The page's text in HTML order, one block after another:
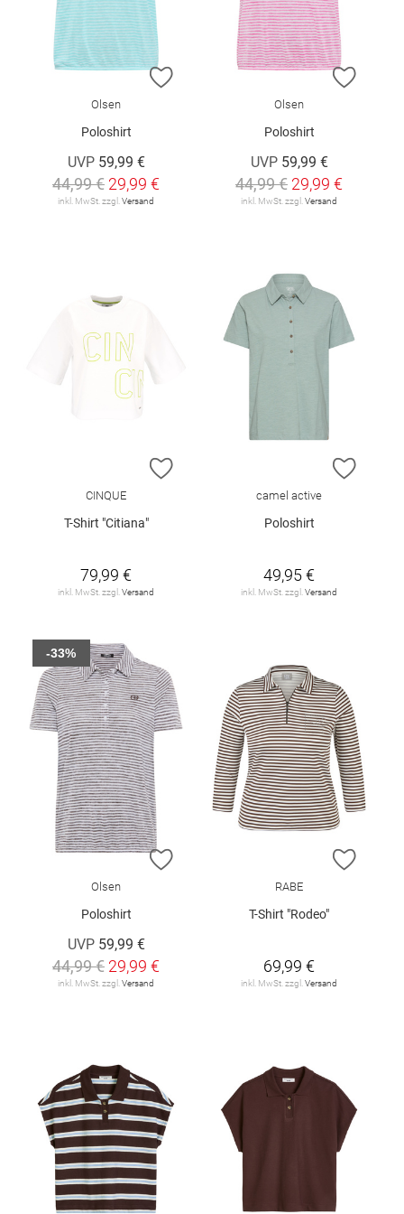
ZUR WUNSCHLISTE HINZUFÜGEN
Olsen
Poloshirt
UVP 59,99 €
44,99 € 29,99 €
inkl. MwSt. zzgl. Versand
ZUR
Olsen
Poloshirt
UVP 59,99 €
44,99 € 29,99 €
inkl. MwSt. zzgl. Versand
ZUR WUNSCHLISTE HINZUFÜGEN
CINQUE
T-Shirt "Citiana"
79,99 €
inkl. MwSt. zzgl. Versand
ZUR
camel active
Poloshirt
49,95 €
inkl. MwSt. zzgl. Versand
ZUR WUNSCHLISTE HINZUFÜGEN
Olsen
Poloshirt
UVP 59,99 €
44,99 € 29,99 €
inkl. MwSt. zzgl. Versand
-33%
ZUR
RABE
T-Shirt "Rodeo"
69,99 €
inkl. MwSt. zzgl. Versand